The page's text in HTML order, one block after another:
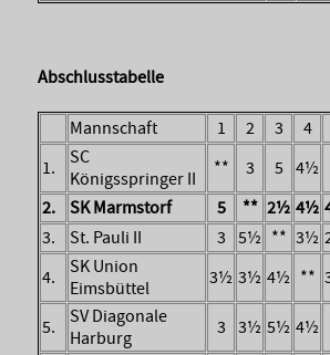
Abschlusstabelle
Mannschaft 1 2 3 4
1.
SC
Königsspringer II
** 3 5 4½
2.
SK Marmstorf 5 ** 2½ 4½
3.
St. Pauli II 3 5½ ** 3½
4.
SK Union
Eimsbüttel
3½ 3½ 4½ **
5.
SV Diagonale
Harburg
3 3½ 5½ 4½